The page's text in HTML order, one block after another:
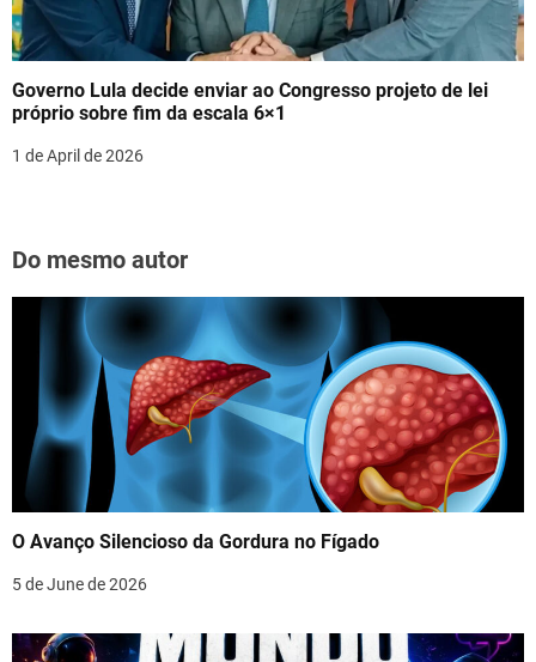
Governo Lula decide enviar ao Congresso projeto de lei
próprio sobre fim da escala 6×1
1 de April de 2026
Do mesmo autor
O Avanço Silencioso da Gordura no Fígado
5 de June de 2026